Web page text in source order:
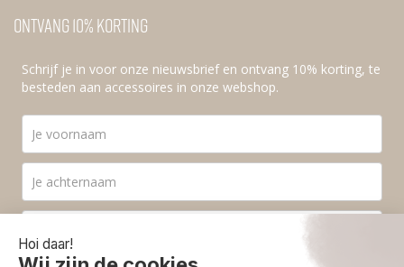
Ontvang 10% korting
Schrijf je in voor onze nieuwsbrief en ontvang 10% korting, te
besteden aan accessoires in onze webshop.